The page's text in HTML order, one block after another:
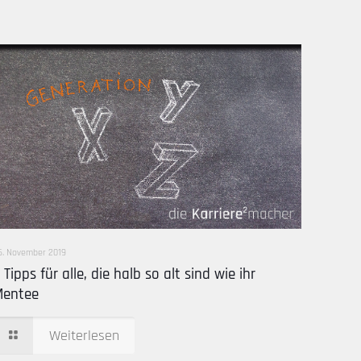
November 2019
Tipps für alle, die halb so alt sind wie ihr
Weiterlesen